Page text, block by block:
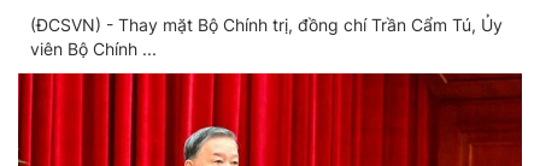
(ĐCSVN) - Thay mặt Bộ Chính trị, đồng chí Trần Cẩm Tú, Ủy
viên Bộ Chính ...